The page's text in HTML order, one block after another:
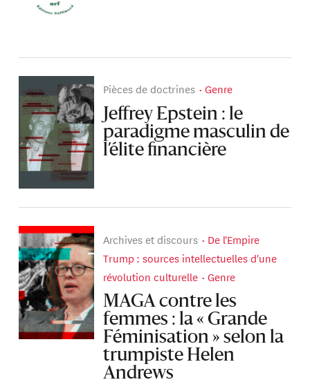
Pièces de doctrines Genre
Jeffrey Epstein : le
paradigme masculin de
l’élite financière
Archives et discours
De l'Empire
Trump : sources intellectuelles d'une
révolution culturelle
Genre
MAGA contre les
femmes : la « Grande
Féminisation » selon la
trumpiste Helen
Andrews